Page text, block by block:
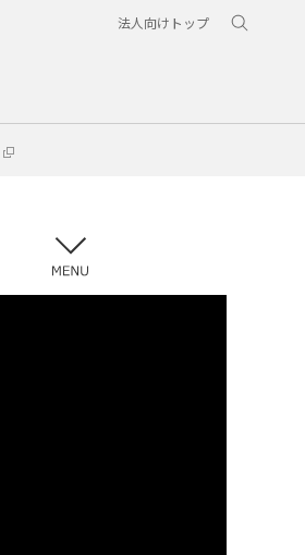
法人向けトップ